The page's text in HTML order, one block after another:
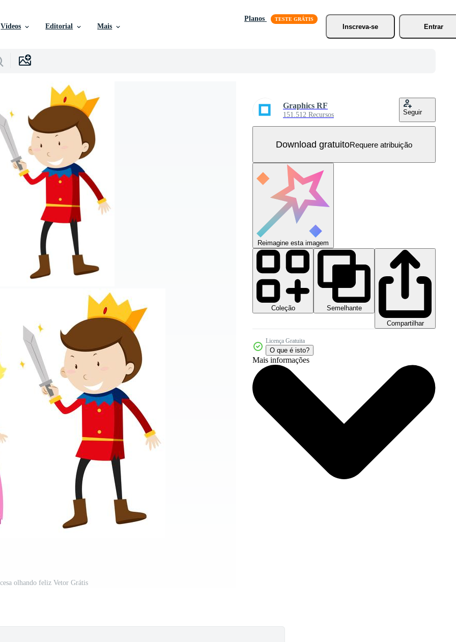
Vídeos Editorial Mais
Planos
Inscreva-se
Entrar
olhando feliz Vetor Grátis
Graphics RF
151.512 Recursos Seguir
Download gratuitoRequere atribuição
Reimagine esta imagem
Coleção
Semelhante
Compartilhar
Licença Gratuita
O que é isto?
Mais informações